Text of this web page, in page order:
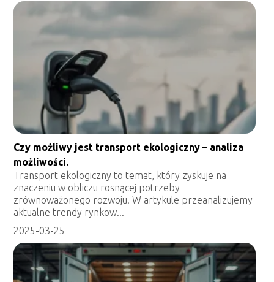
Czy możliwy jest transport ekologiczny – analiza
możliwości.
Transport ekologiczny to temat, który zyskuje na
znaczeniu w obliczu rosnącej potrzeby
zrównoważonego rozwoju. W artykule przeanalizujemy
aktualne trendy rynkow...
2025-03-25